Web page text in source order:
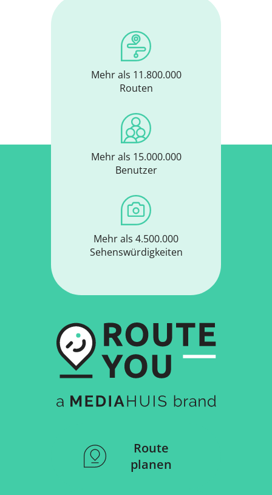
Mehr als 11.800.000
Routen
Mehr als 15.000.000
Benutzer
Mehr als 4.500.000
Sehenswürdigkeiten
Route
planen